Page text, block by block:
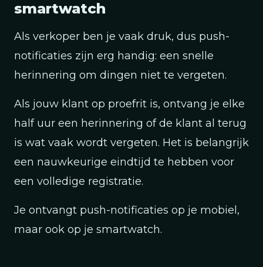
smartwatch
Als verkoper ben je vaak druk, dus push-
notificaties zijn erg handig: een snelle
herinnering om dingen niet te vergeten.
Als jouw klant op proefrit is, ontvang je elke
half uur een herinnering of de klant al terug
is wat vaak wordt vergeten. Het is belangrijk
een nauwkeurige eindtijd te hebben voor
een volledige registratie.
Je ontvangt push-notificaties op je mobiel,
maar ook op je smartwatch.